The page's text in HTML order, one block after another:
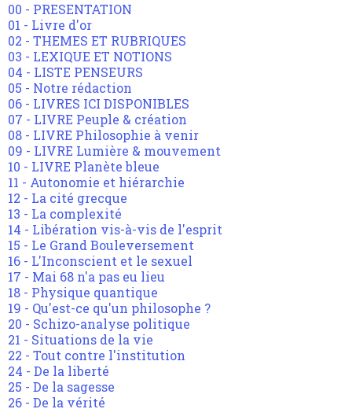
00 - PRESENTATION
01 - Livre d'or
02 - THEMES ET RUBRIQUES
03 - LEXIQUE ET NOTIONS
04 - LISTE PENSEURS
05 - Notre rédaction
06 - LIVRES ICI DISPONIBLES
07 - LIVRE Peuple & création
08 - LIVRE Philosophie à venir
09 - LIVRE Lumière & mouvement
10 - LIVRE Planète bleue
11 - Autonomie et hiérarchie
12 - La cité grecque
13 - La complexité
14 - Libération vis-à-vis de l'esprit
15 - Le Grand Bouleversement
16 - L'Inconscient et le sexuel
17 - Mai 68 n'a pas eu lieu
18 - Physique quantique
19 - Qu'est-ce qu'un philosophe ?
20 - Schizo-analyse politique
21 - Situations de la vie
22 - Tout contre l'institution
24 - De la liberté
25 - De la sagesse
26 - De la vérité